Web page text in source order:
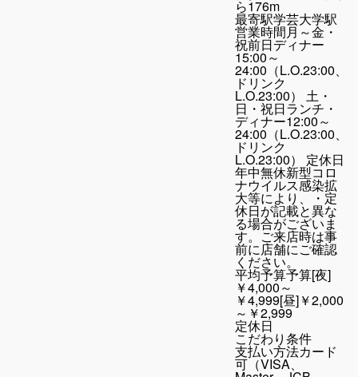
ら176m
最寄駅学芸大学駅
営業時間月～金・
祝前日ディナー
15:00～
24:00（L.O.23:00、
ドリンク
L.O.23:00） 土・
日・祝日ランチ・
ディナー12:00～
24:00（L.O.23:00、
ドリンク
L.O.23:00） 定休日
年中無休新型コロ
ナウイルス感染拡
大等により、・定
休日が記載と異な
る場合がございま
す。ご来店時は事
前に店舗にご確認
ください。
平均予算予算[夜]
￥4,000～
￥4,999[昼]￥2,000
～￥2,999
定休日
こだわり条件
支払い方法カード
可（VISA、